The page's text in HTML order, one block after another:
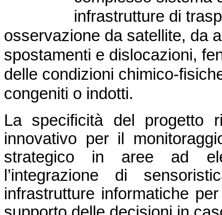
infrastrutture di
osservazione da satellite, da
spostamenti e dislocazioni,
delle condizioni chimico-
congeniti o indotti.
La specificità del progetto
innovativo per il
strategico in aree ad
l’integrazione di
infrastrutture informatiche